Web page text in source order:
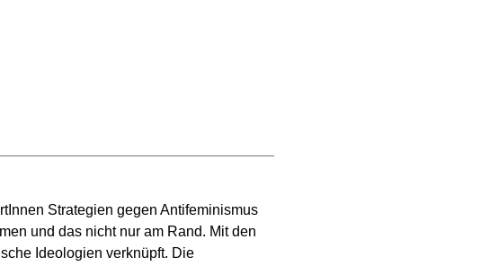
Strategien gegen Antifeminismus
und das nicht nur am Rand. Mit den
Ideologien verknüpft. Die